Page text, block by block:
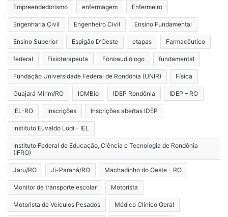
Empreendedorismo enfermagem Enfermeiro
Engenharia Civil Engenheiro Civil Ensino Fundamental
Ensino Superior Espigão D’Oeste etapas Farmacêutico
federal Fisioterapeuta Fonoaudiólogo fundamental
Fundação Universidade Federal de Rondônia (UNIR) Física
Guajará Mirim/RO ICMBio IDEP Rondônia IDEP – RO
IEL-RO inscrições Inscrições abertas IDEP
Instituto Euvaldo Lodi - IEL
Instituto Federal de Educação, Ciência e Tecnologia de Rondônia
(IFRO)
Jaru/RO Ji-Paraná/RO Machadinho do Oeste - RO
Monitor de transporte escolar Motorista
Motorista de Veículos Pesados Médico Clínico Geral